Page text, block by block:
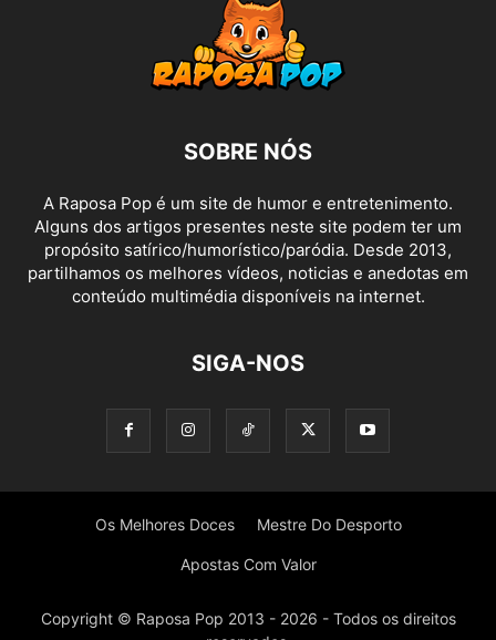
SOBRE NÓS
A Raposa Pop é um site de humor e entretenimento.
Alguns dos artigos presentes neste site podem ter um
propósito satírico/humorístico/paródia. Desde 2013,
partilhamos os melhores vídeos, noticias e anedotas em
conteúdo multimédia disponíveis na internet.
SIGA-NOS
Os Melhores Doces Mestre Do Desporto
Apostas Com Valor
Copyright © Raposa Pop 2013 - 2026 - Todos os direitos